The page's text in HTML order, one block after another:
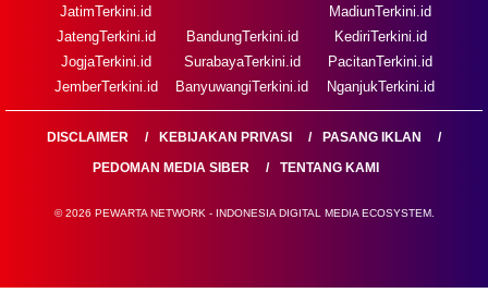
JatimTerkini.id
JatengTerkini.id
JogjaTerkini.id
JemberTerkini.id
BandungTerkini.id
SurabayaTerkini.id
BanyuwangiTerkini.id
MadiunTerkini.id
KediriTerkini.id
PacitanTerkini.id
NganjukTerkini.id
DISCLAIMER KEBIJAKAN PRIVASI
PASANG IKLAN
PEDOMAN MEDIA SIBER
TENTANG KAMI
© 2026 PEWARTA NETWORK - INDONESIA DIGITAL MEDIA ECOSYSTEM.